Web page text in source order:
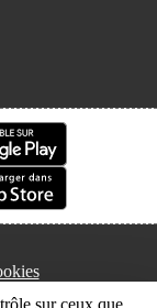
sur ceux que